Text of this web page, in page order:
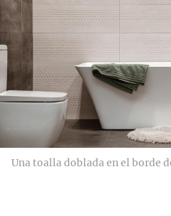
Una toalla doblada en el borde